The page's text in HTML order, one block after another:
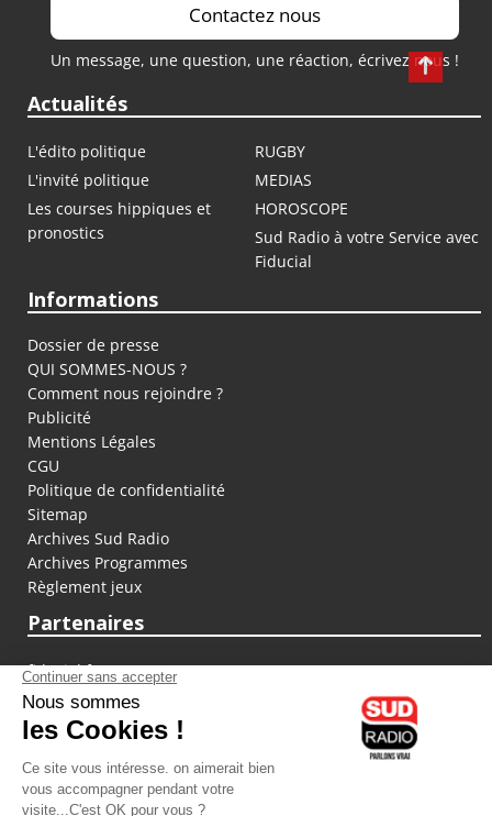
Contactez nous
Un message, une question, une réaction, écrivez nous !
Actualités
L'édito politique
RUGBY
L'invité politique
MEDIAS
Les courses hippiques et
pronostics
HOROSCOPE
Sud Radio à votre Service avec
Fiducial
Informations
Dossier de presse
QUI SOMMES-NOUS ?
Comment nous rejoindre ?
Publicité
Mentions Légales
CGU
Politique de confidentialité
Sitemap
Archives Sud Radio
Archives Programmes
Règlement jeux
Partenaires
fiducial.fr
lyoncapitale.fr
olympique-et-lyonnais.com
L'application Iphone / Android